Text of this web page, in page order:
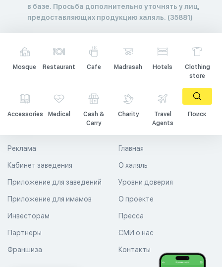
в базе. Просьба дополнительно уточнять у лиц,
предоставляющих продукцию халяль. (35881)
Mosque Restaurant Cafe Madrasah Hotels
Clothing
store
Accessories Medical
Cash &
Carry
Charity
Travel
Agents
Поиск
Главная
О халяль
Уровни доверия
Реклама
Кабинет заведения
Приложение для заведений
Приложение для имамов О проекте
Пресса
СМИ о нас
Контакты
Инвесторам
Партнеры
Франшиза